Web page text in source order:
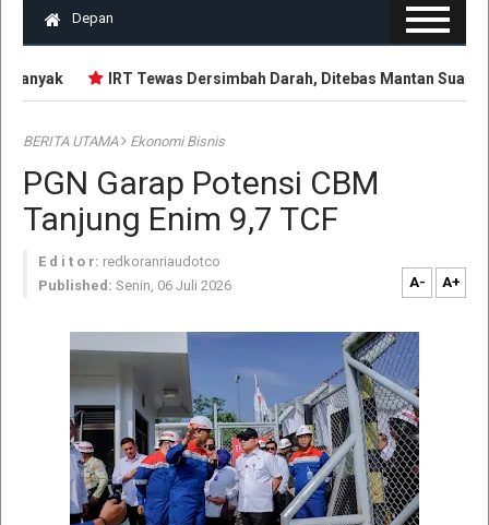
Depan
IRT Tewas Dersimbah Darah, Ditebas Mantan Suami
BERITA UTAMA Ekonomi Bisnis
PGN Garap Potensi CBM
Tanjung Enim 9,7 TCF
E d i t o r: redkoranriaudotco
Published: Senin, 06 Juli 2026 A- A+